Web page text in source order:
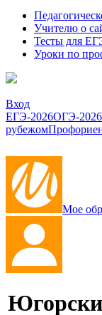
Учителю о
Тесты для
Уроки по
Вход
ЕГЭ-2026ОГЭ-2026
рубежом
Мое